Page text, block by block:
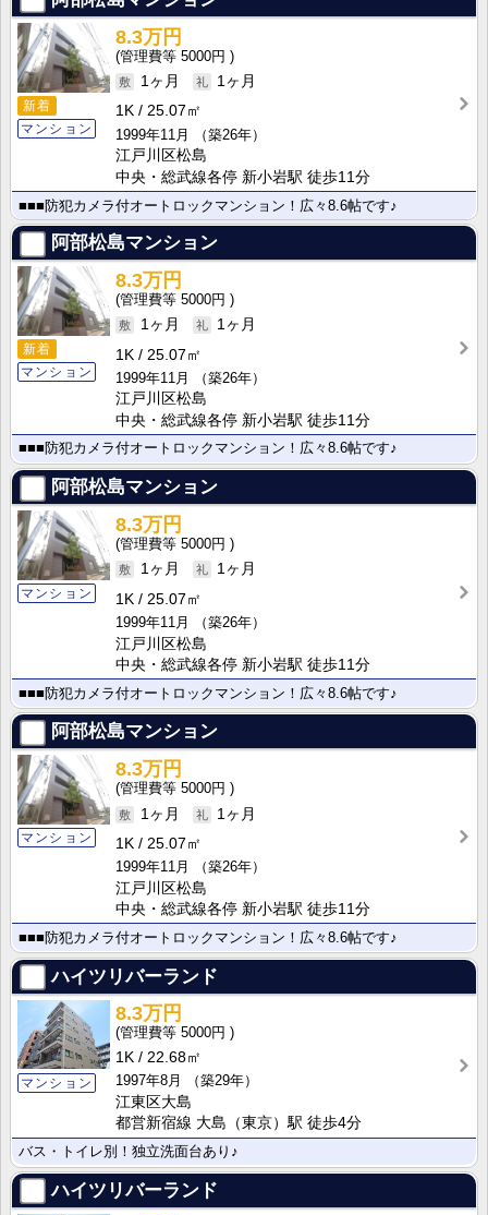
新着
マンション
8.3万円
5000円
1ヶ月
1ヶ月
1K
25.07㎡
1999年11月
（築26年）
江戸川区松島
中央・総武線各停 新小岩駅 徒歩11分
■■■防犯カメラ付オートロックマンション！広々8.6帖です♪
阿部松島マンション
新着
マンション
8.3万円
5000円
1ヶ月
1ヶ月
1K
25.07㎡
1999年11月
（築26年）
江戸川区松島
中央・総武線各停 新小岩駅 徒歩11分
■■■防犯カメラ付オートロックマンション！広々8.6帖です♪
阿部松島マンション
マンション
8.3万円
5000円
1ヶ月
1ヶ月
1K
25.07㎡
1999年11月
（築26年）
江戸川区松島
中央・総武線各停 新小岩駅 徒歩11分
■■■防犯カメラ付オートロックマンション！広々8.6帖です♪
阿部松島マンション
マンション
8.3万円
5000円
1ヶ月
1ヶ月
1K
25.07㎡
1999年11月
（築26年）
江戸川区松島
中央・総武線各停 新小岩駅 徒歩11分
■■■防犯カメラ付オートロックマンション！広々8.6帖です♪
ハイツリバーランド
マンション
8.3万円
5000円
1K
22.68㎡
1997年8月
（築29年）
江東区大島
都営新宿線 大島（東京）駅 徒歩4分
バス・トイレ別！独立洗面台あり♪
ハイツリバーランド